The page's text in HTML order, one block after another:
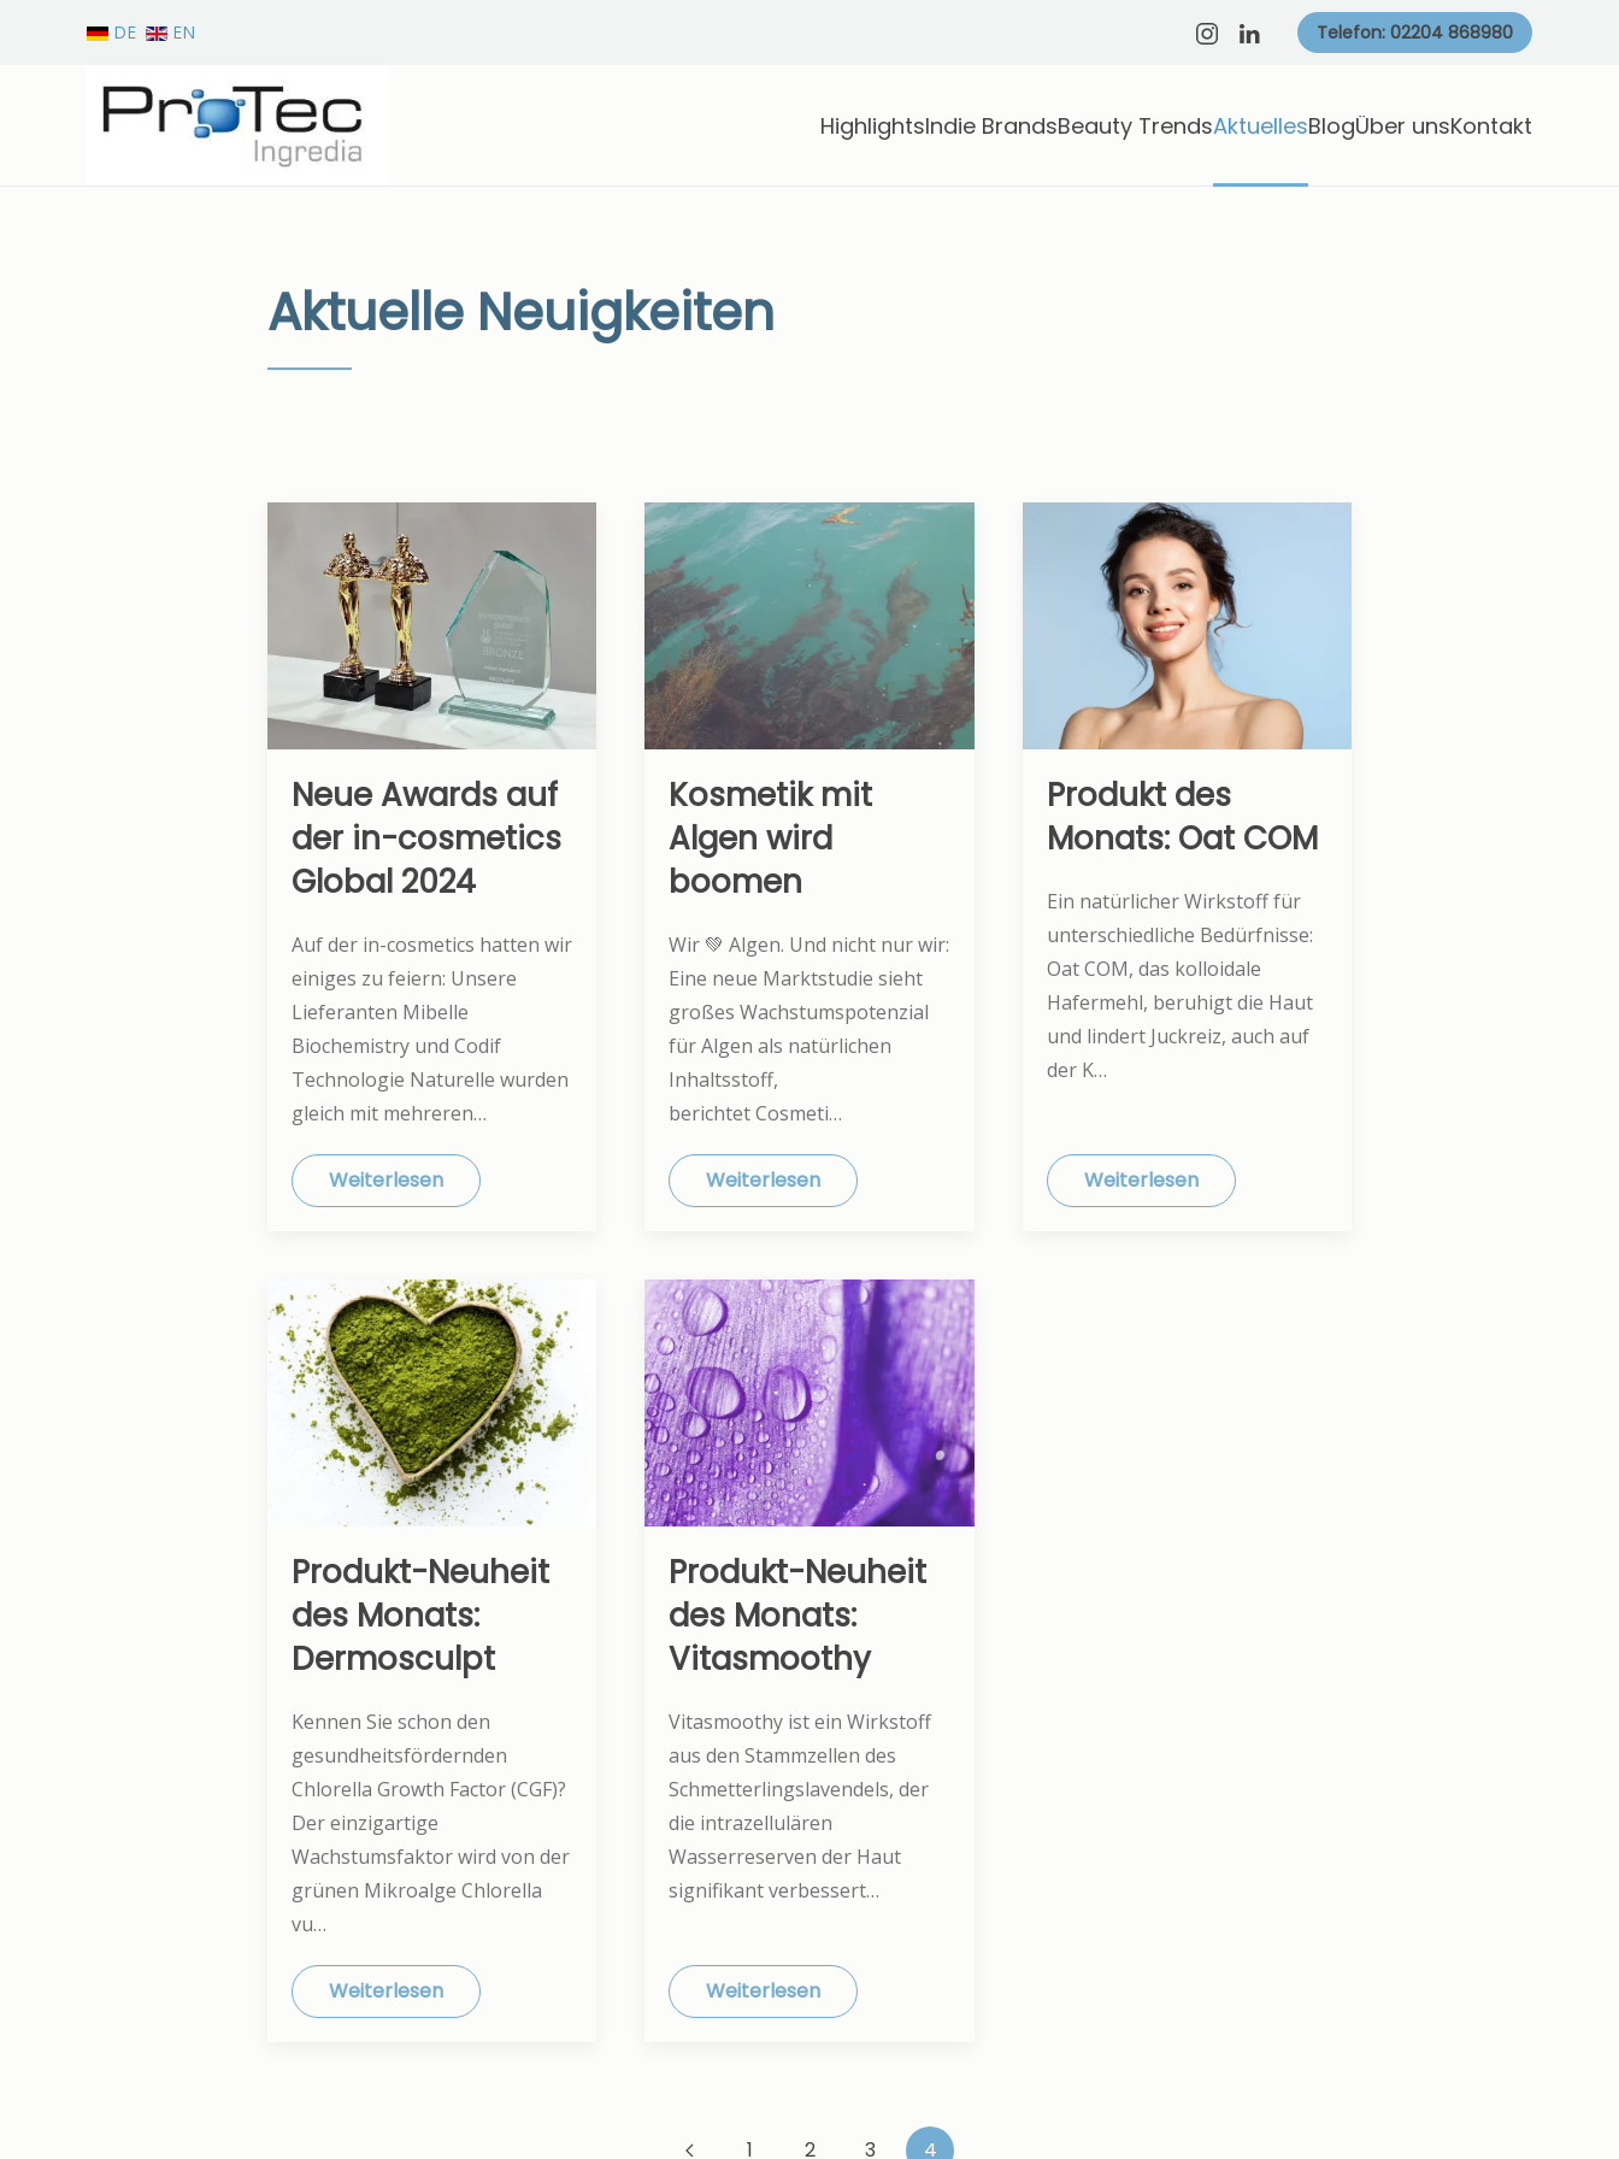
DE EN Telefon: 02204 868980
HighlightsIndie BrandsBeauty TrendsAktuellesBlogÜber unsKontakt
Aktuelle Neuigkeiten
Neue Awards auf
der in-cosmetics
Global 2024
Auf der in-cosmetics hatten wir
einiges zu feiern: Unsere
Lieferanten Mibelle
Biochemistry und Codif
Technologie Naturelle wurden
gleich mit mehreren…
Weiterlesen
Kosmetik mit
Algen wird
boomen
Wir 💚 Algen. Und nicht nur wir:
Eine neue Marktstudie sieht
großes Wachstumspotenzial
für Algen als natürlichen
Inhaltsstoff,
berichtet Cosmeti…
Weiterlesen
Produkt des
Monats: Oat COM
Ein natürlicher Wirkstoff für
unterschiedliche Bedürfnisse:
Oat COM, das kolloidale
Hafermehl, beruhigt die Haut
und lindert Juckreiz, auch auf
der K…
Weiterlesen
Produkt-Neuheit
des Monats:
Dermosculpt
Kennen Sie schon den
gesundheitsfördernden
Chlorella Growth Factor (CGF)?
Der einzigartige
Wachstumsfaktor wird von der
grünen Mikroalge Chlorella
vu…
Weiterlesen
Produkt-Neuheit
des Monats:
Vitasmoothy
Vitasmoothy ist ein Wirkstoff
aus den Stammzellen des
Schmetterlingslavendels, der
die intrazellulären
Wasserreserven der Haut
signifikant verbessert…
Weiterlesen
1 2 3 4